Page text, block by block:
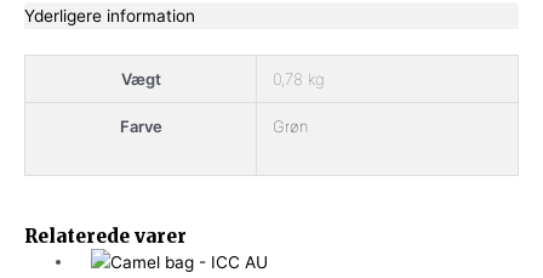
Yderligere information
Vægt 0,78 kg
Farve Grøn
Relaterede varer
has